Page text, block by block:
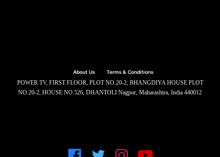
About Us Terms & Conditions
POWER TV, FIRST FLOOR, PLOT NO.20-2, BHANGDIYA HOUSE PLOT
NO.20-2, HOUSE NO.526, DHANTOLI Nagpur, Maharashtra, India 440012